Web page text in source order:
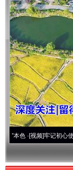
·[视频]牢记初心使命 奋